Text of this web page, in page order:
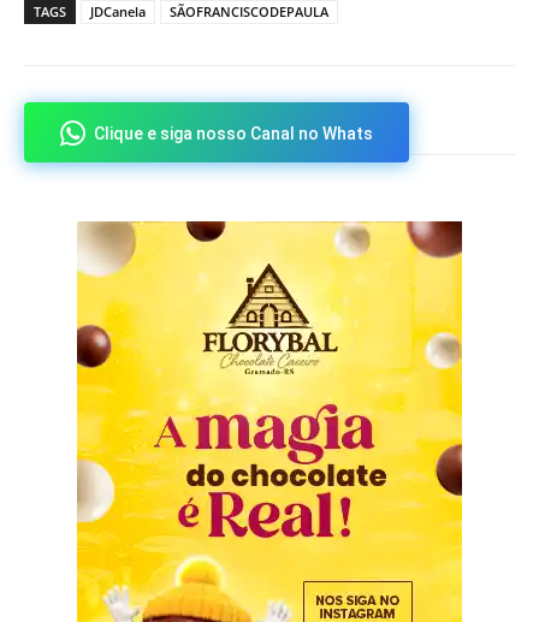
TAGS JDCanela SÃOFRANCISCODEPAULA
Clique e siga nosso Canal no Whats